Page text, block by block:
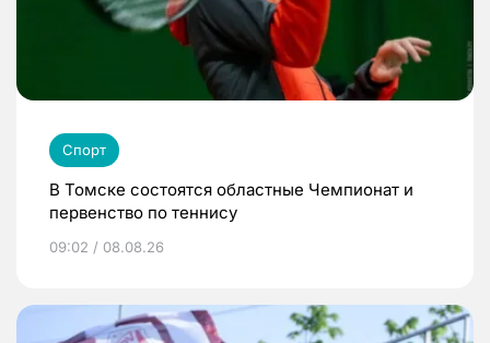
Спорт
В Томске состоятся областные Чемпионат и
первенство по теннису
09:02 / 08.08.26